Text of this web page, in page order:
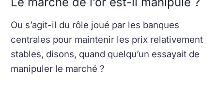
Ou s’agit-il du rôle joué par les banques
centrales pour maintenir les prix relativement
stables, disons, quand quelqu’un essayait de
manipuler le marché ?